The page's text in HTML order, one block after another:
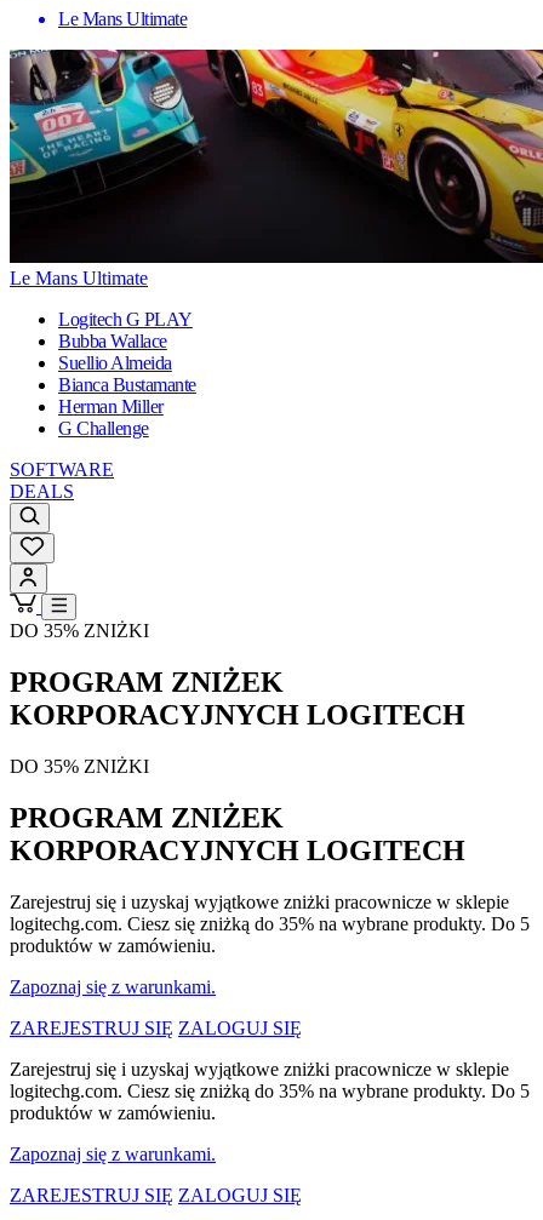
Le Mans Ultimate
Le Mans Ultimate
Logitech G PLAY
Bubba Wallace
Suellio Almeida
Bianca Bustamante
Herman Miller
G Challenge
SOFTWARE
DEALS
DO 35% ZNIŻKI
PROGRAM ZNIŻEK
KORPORACYJNYCH LOGITECH
DO 35% ZNIŻKI
PROGRAM ZNIŻEK
KORPORACYJNYCH LOGITECH
Zarejestruj się i uzyskaj wyjątkowe zniżki pracownicze w sklepie
logitechg.com. Ciesz się zniżką do 35% na wybrane produkty. Do 5
produktów w zamówieniu.
Zapoznaj się z warunkami.
ZAREJESTRUJ SIĘ ZALOGUJ SIĘ
Zarejestruj się i uzyskaj wyjątkowe zniżki pracownicze w sklepie
logitechg.com. Ciesz się zniżką do 35% na wybrane produkty. Do 5
produktów w zamówieniu.
Zapoznaj się z warunkami.
ZAREJESTRUJ SIĘ ZALOGUJ SIĘ